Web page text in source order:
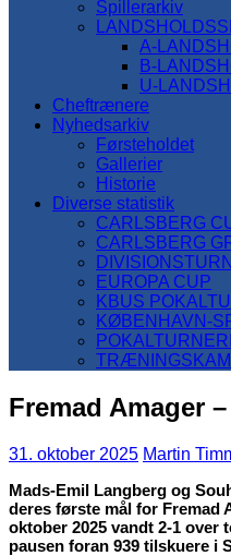
Spillerarkiv
A-
B-
U-
Cheftrænere
Nyhedsarkiv
Førsteholdet
Gallerier
Historie
Diverse statistik
CARLSBERG
CARLSBERG
EUROPA CUP
KBUS
KØBENHAVN-
Fremad Amager
31. oktober 2025 Martin
Mads-Emil Langberg og
deres første mål for Fremad
oktober 2025 vandt 2-1 over
pausen foran 939 tilskuere i